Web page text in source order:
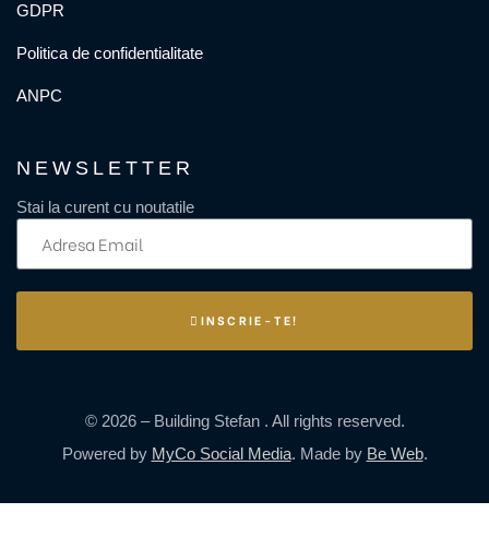
GDPR
Politica de confidentialitate
ANPC
NEWSLETTER
Stai la curent cu noutatile
INSCRIE-TE!
© 2026 – Building Stefan . All rights reserved.
Powered by MyCo Social Media. Made by Be Web.